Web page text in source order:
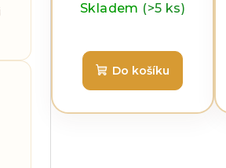
Skladem (>5 ks)
Do košíku